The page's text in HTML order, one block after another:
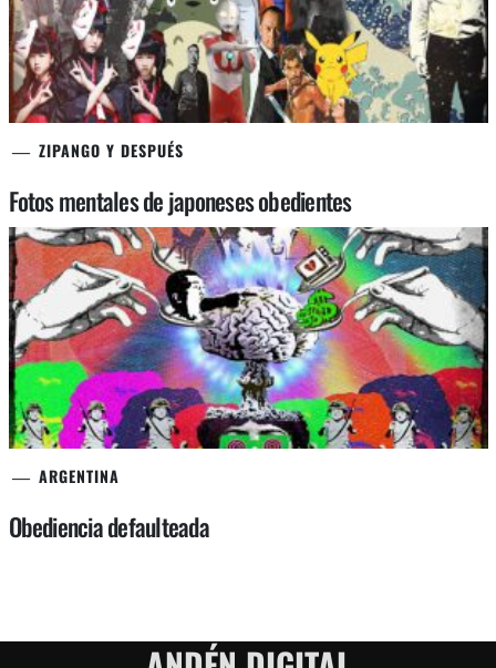
ZIPANGO Y DESPUÉS
Fotos mentales de japoneses obedientes
ARGENTINA
Obediencia defaulteada